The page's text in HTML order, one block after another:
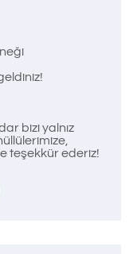
bizi yalnız
teşekkür ederiz!